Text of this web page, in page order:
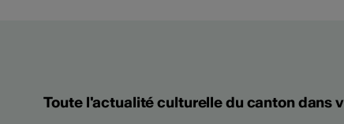
Toute l'actualité culturelle du canton dans